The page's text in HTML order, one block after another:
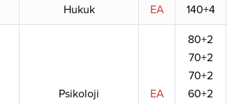
Hukuk EA
140+4
Psikoloji EA
80+2
70+2
70+2
60+2